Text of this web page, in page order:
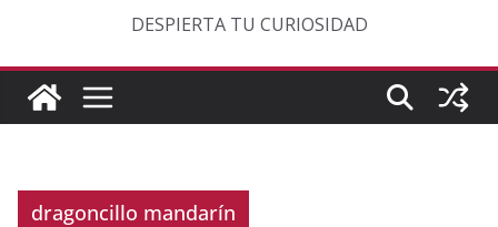
DESPIERTA TU CURIOSIDAD
dragoncillo mandarín